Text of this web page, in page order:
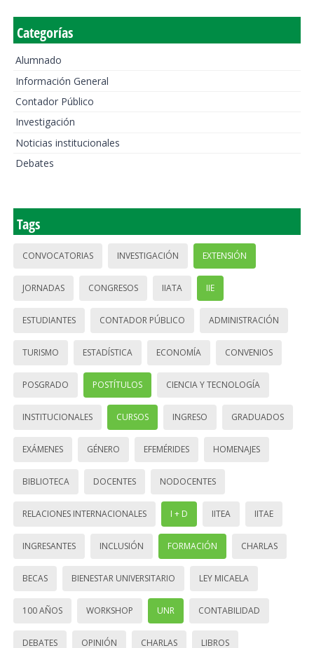
Categorías
Alumnado
Información General
Contador Público
Investigación
Noticias institucionales
Debates
Tags
CONVOCATORIAS INVESTIGACIÓN EXTENSIÓN
JORNADAS CONGRESOS IIATA IIE
ESTUDIANTES CONTADOR PÚBLICO ADMINISTRACIÓN
TURISMO ESTADÍSTICA ECONOMÍA CONVENIOS
POSGRADO POSTÍTULOS CIENCIA Y TECNOLOGÍA
INSTITUCIONALES CURSOS INGRESO GRADUADOS
EXÁMENES GÉNERO EFEMÉRIDES HOMENAJES
BIBLIOTECA DOCENTES NODOCENTES
RELACIONES INTERNACIONALES I + D IITEA IITAE
INGRESANTES INCLUSIÓN FORMACIÓN CHARLAS
BECAS BIENESTAR UNIVERSITARIO LEY MICAELA
100 AÑOS WORKSHOP UNR CONTABILIDAD
DEBATES OPINIÓN CHARLAS LIBROS